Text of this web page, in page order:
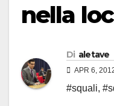
nella
Di aletave
APR 6,
#squali,